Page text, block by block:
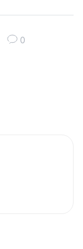
0